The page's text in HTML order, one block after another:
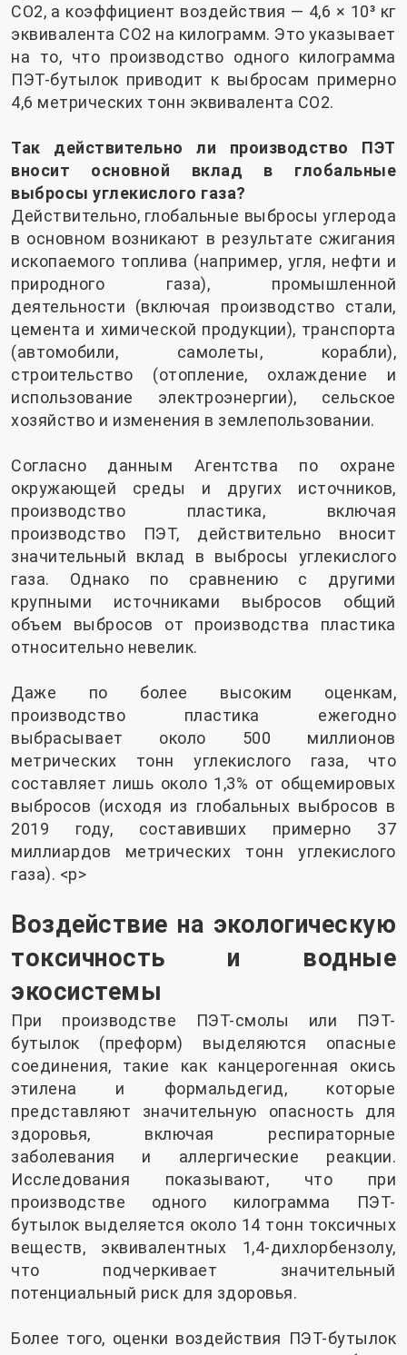
CO2, а коэффициент воздействия — 4,6 × 10³ кг
эквивалента CO2 на килограмм. Это указывает
на то, что производство одного килограмма
ПЭТ-бутылок приводит к выбросам примерно
4,6 метрических тонн эквивалента CO2.
Так действительно ли производство ПЭТ
вносит основной вклад в глобальные
выбросы углекислого газа?
Действительно, глобальные выбросы углерода
в основном возникают в результате сжигания
ископаемого топлива (например, угля, нефти и
природного газа), промышленной
деятельности (включая производство стали,
цемента и химической продукции), транспорта
(автомобили, самолеты, корабли),
строительство (отопление, охлаждение и
использование электроэнергии), сельское
хозяйство и изменения в землепользовании.
Согласно данным Агентства по охране
окружающей среды и других источников,
производство пластика, включая
производство ПЭТ, действительно вносит
значительный вклад в выбросы углекислого
газа. Однако по сравнению с другими
крупными источниками выбросов общий
объем выбросов от производства пластика
относительно невелик.
Даже по более высоким оценкам,
производство пластика ежегодно
выбрасывает около 500 миллионов
метрических тонн углекислого газа, что
составляет лишь около 1,3% от общемировых
выбросов (исходя из глобальных выбросов в
2019 году, составивших примерно 37
миллиардов метрических тонн углекислого
газа). <р>
Воздействие на экологическую
токсичность и водные
экосистемы
При производстве ПЭТ-смолы или ПЭТ-
бутылок (преформ) выделяются опасные
соединения, такие как канцерогенная окись
этилена и формальдегид, которые
представляют значительную опасность для
здоровья, включая респираторные
заболевания и аллергические реакции.
Исследования показывают, что при
производстве одного килограмма ПЭТ-
бутылок выделяется около 14 тонн токсичных
веществ, эквивалентных 1,4-дихлорбензолу,
что подчеркивает значительный
потенциальный риск для здоровья.
Более того, оценки воздействия ПЭТ-бутылок